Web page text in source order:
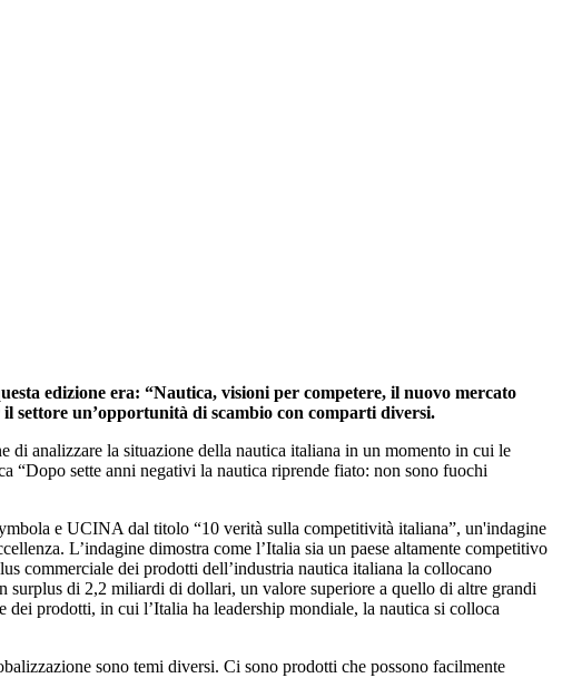
edizione era: “Nautica, visioni per competere, il nuovo mercato
settore un’opportunità di scambio con comparti diversi.
di analizzare la situazione della nautica italiana in un momento in cui le
“Dopo sette anni negativi la nautica riprende fiato: non sono fuochi
e UCINA dal titolo “10 verità sulla competitività italiana”, un'indagine
L’indagine dimostra come l’Italia sia un paese altamente competitivo
commerciale dei prodotti dell’industria nautica italiana la collocano
surplus di 2,2 miliardi di dollari, un valore superiore a quello di altre grandi
prodotti, in cui l’Italia ha leadership mondiale, la nautica si colloca
sono temi diversi. Ci sono prodotti che possono facilmente